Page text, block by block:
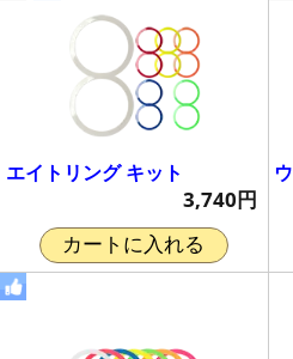
エイトリング キット
3,740円
カートに入れる